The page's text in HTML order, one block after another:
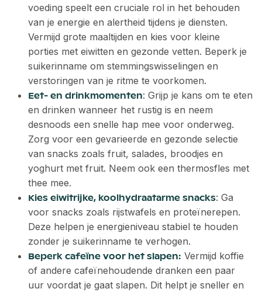
voeding speelt een cruciale rol in het behouden
van je energie en alertheid tijdens je diensten.
Vermijd grote maaltijden en kies voor kleine
porties met eiwitten en gezonde vetten. Beperk je
suikerinname om stemmingswisselingen en
verstoringen van je ritme te voorkomen.
Eet- en drinkmomenten: Grijp je kans om te eten
en drinken wanneer het rustig is en neem
desnoods een snelle hap mee voor onderweg.
Zorg voor een gevarieerde en gezonde selectie
van snacks zoals fruit, salades, broodjes en
yoghurt met fruit. Neem ook een thermosfles met
thee mee.
Kies eiwitrijke, koolhydraatarme snacks: Ga
voor snacks zoals rijstwafels en proteïnerepen.
Deze helpen je energieniveau stabiel te houden
zonder je suikerinname te verhogen.
Beperk cafeïne voor het slapen: Vermijd koffie
of andere cafeïnehoudende dranken een paar
uur voordat je gaat slapen. Dit helpt je sneller en